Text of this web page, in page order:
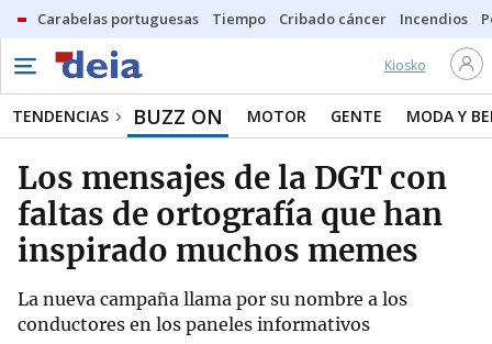
Carabelas portuguesas Tiempo Cribado cáncer Incendios
Kiosko
TENDENCIAS BUZZ ON MOTOR GENTE MODA Y
Los mensajes de la DGT con
faltas de ortografía que han
inspirado muchos memes
La nueva campaña llama por su nombre a los
conductores en los paneles informativos